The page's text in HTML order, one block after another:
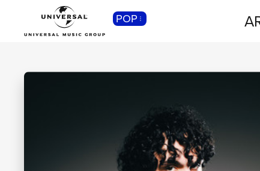
POP
CLASSICA